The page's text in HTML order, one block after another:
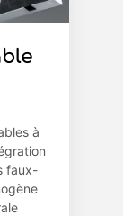
à
faux-